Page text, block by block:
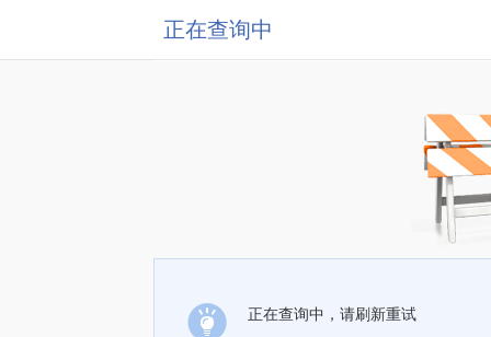
正在查询中
正在查询中，请刷新重试